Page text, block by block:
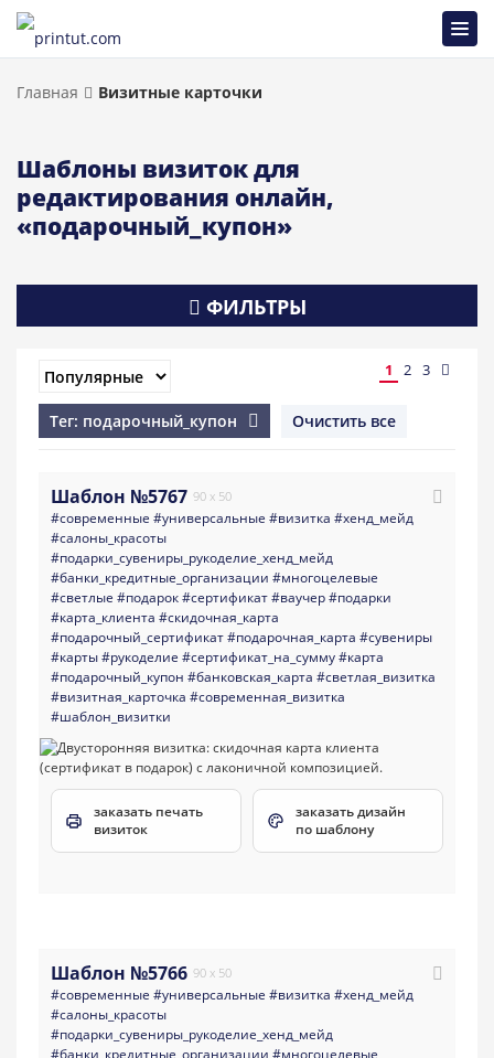
Главная Визитные карточки
Шаблоны визиток для
редактирования онлайн,
«подарочный_купон»
ФИЛЬТРЫ
1 2 3
Тег: подарочный_купон Очистить все
Шаблон №5767 90 x 50
#современные #универсальные #визитка #хенд_мейд
#салоны_красоты
#подарки_сувениры_рукоделие_хенд_мейд
#банки_кредитные_организации #многоцелевые
#светлые #подарок#сертификат#ваучер#подарки
#карта_клиента #скидочная_карта
#подарочный_сертификат#подарочная_карта #сувениры
#карты#рукоделие #сертификат_на_сумму#карта
#подарочный_купон #банковская_карта #светлая_визитка
#визитная_карточка #современная_визитка
#шаблон_визитки
заказать печать
визиток
заказать дизайн
по шаблону
Шаблон №5766 90 x 50
#современные #универсальные #визитка #хенд_мейд
#салоны_красоты
#подарки_сувениры_рукоделие_хенд_мейд